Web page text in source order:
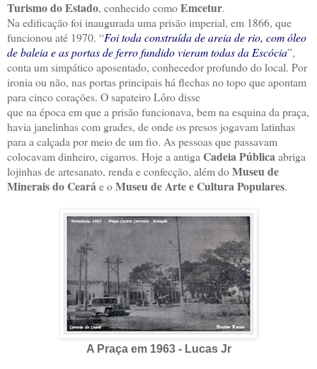
Turismo do Estado, conhecido comoEmcetur.
Na edificação foi inaugurada uma prisão imperial, em 1866, que
funcionou até 1970. “Foi toda construída de areia de rio, com óleo
de baleia e as portas de ferro fundido vieram todas da Escócia”,
conta um simpático aposentado, conhecedor profundo do local. Por
ironia ou não, nas portas principais há flechas no topo que apontam
para cinco corações. O sapateiro Lôro disse
que na época em que a prisão funcionava, bem na esquina da praça,
havia janelinhas com grades, de onde os presos jogavam latinhas
para a calçada por meio de um fio. As pessoas que passavam
colocavam dinheiro, cigarros. Hoje a antiga Cadeia Pública abriga
lojinhas de artesanato, renda e confecção, além doMuseu de
Minerais do Ceará e oMuseu de Arte e Cultura Populares.
A Praça em 1963 - Lucas Jr